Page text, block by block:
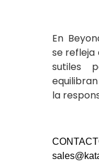
En
se refleja
sutiles
la